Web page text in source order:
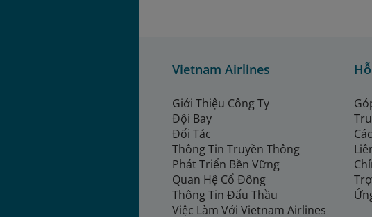
Vietnam Airlines
Giới Thiệu Công Ty
Đội Bay
Đối Tác
Thông Tin Truyền Thông
Phát Triển Bền Vững
Quan Hệ Cổ Đông
Thông Tin Đấu Thầu
Việc Làm Với Vietnam Airlines